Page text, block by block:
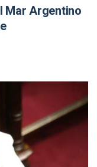
Mar Argentino